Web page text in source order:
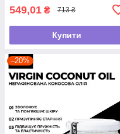
549,01 ₴ 713 ₴
Купити
–20%